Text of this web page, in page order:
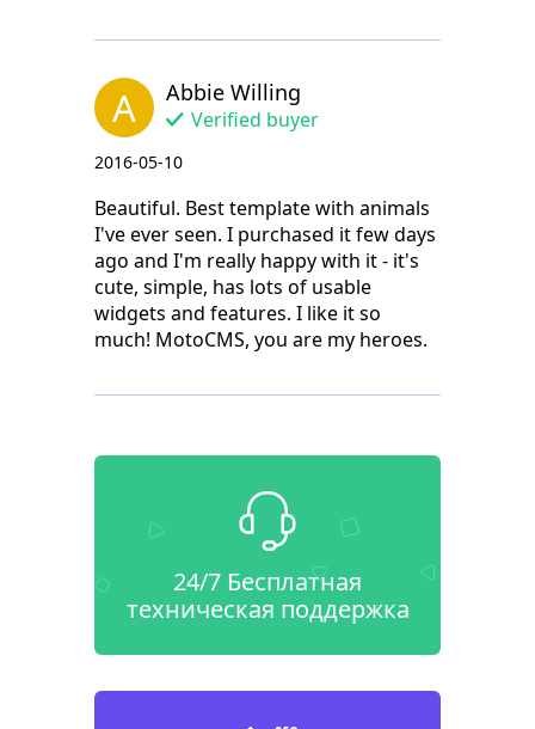
A Abbie Willing
Verified buyer
2016-05-10
Beautiful. Best template with animals
I've ever seen. I purchased it few days
ago and I'm really happy with it - it's
cute, simple, has lots of usable
widgets and features. I like it so
much! MotoCMS, you are my heroes.
24/7 Бесплатная
техническая поддержка